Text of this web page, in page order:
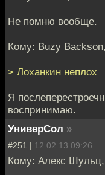
Не помню вообще.
Кому: Buzy Backson,
> Лоханкин неплох
Я
воспринимаю.
УниверСол »
#251 | 12.02.13 09:26
Кому: Алекс Шульц,